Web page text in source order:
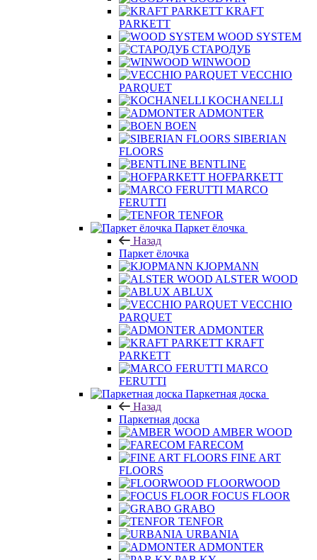
KRAFT
PARKETT
WOOD SYSTEM
СТАРОДУБ
WINWOOD
VECCHIO
PARQUET
KOCHANELLI
ADMONTER
BOEN
SIBERIAN
FLOORS
BENTLINE
HOFPARKETT
MARCO
FERUTTI
TENFOR
Паркет ёлочка
Назад
Паркет ёлочка
KJOPMANN
ALSTER WOOD
ABLUX
VECCHIO
PARQUET
ADMONTER
KRAFT
PARKETT
MARCO
FERUTTI
Паркетная доска
Назад
Паркетная доска
AMBER WOOD
FARECOM
FINE ART
FLOORS
FLOORWOOD
FOCUS FLOOR
GRABO
TENFOR
URBANIA
ADMONTER